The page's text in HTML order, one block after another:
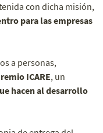
con dicha misión,
para las empresas
a personas,
ICARE, un
hacen al desarrollo